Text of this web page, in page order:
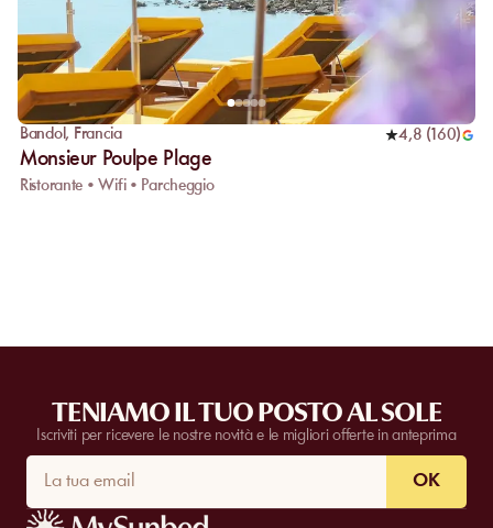
Bandol, Francia 4,8 (160)
Monsieur Poulpe Plage
Ristorante • Wifi • Parcheggio
TENIAMO IL TUO POSTO AL SOLE
Iscriviti per ricevere le nostre novità e le migliori offerte in anteprima
OK